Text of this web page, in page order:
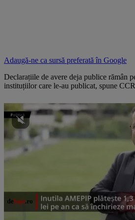
Adaugă-ne ca sursă preferată în Google
Declarațiile de avere deja publice rămân
instituțiilor care le-au publicat, spune